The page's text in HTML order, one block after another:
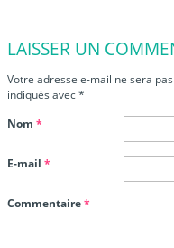
LAISSER UN
Votre adresse e-mail ne sera
indiqués avec*
Commentaire*
Nom *
E-mail *